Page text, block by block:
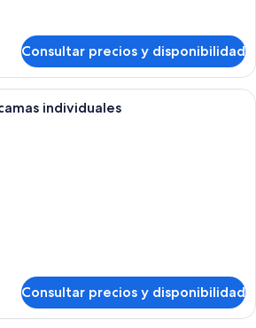
Consultar precios y disponibilidad
Una habitación de hotel con una
individuales
Consultar precios y disponibilidad